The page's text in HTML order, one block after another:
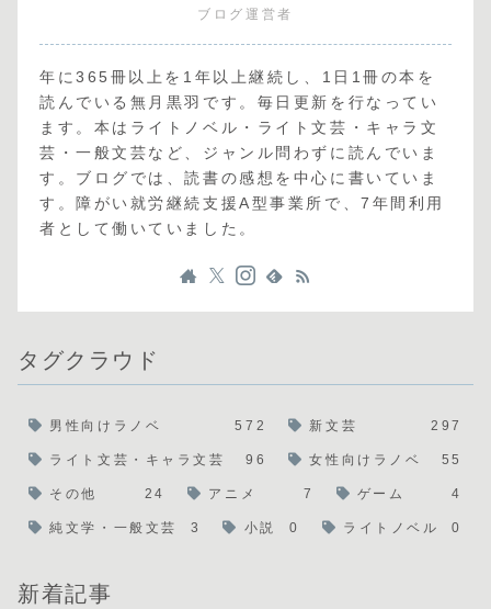
ブログ運営者
年に365冊以上を1年以上継続し、1日1冊の本を
読んでいる無月黒羽です。毎日更新を行なってい
ます。本はライトノベル・ライト文芸・キャラ文
芸・一般文芸など、ジャンル問わずに読んでいま
す。ブログでは、読書の感想を中心に書いていま
す。障がい就労継続支援A型事業所で、7年間利用
者として働いていました。
タグクラウド
男性向けラノベ 572 新文芸 297
ライト文芸・キャラ文芸 96 女性向けラノベ 55
その他 24 アニメ 7 ゲーム 4
純文学・一般文芸 3 小説 0 ライトノベル 0
新着記事